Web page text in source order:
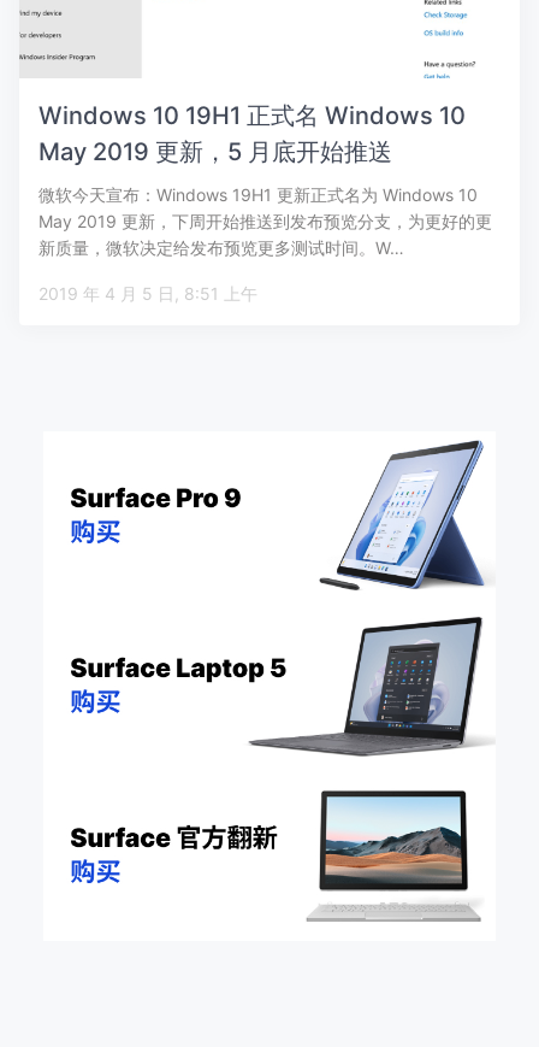
Windows 10 19H1 正式名 Windows 10
May 2019 更新，5 月底开始推送
微软今天宣布：Windows 19H1 更新正式名为 Windows 10
May 2019 更新，下周开始推送到发布预览分支，为更好的更
新质量，微软决定给发布预览更多测试时间。W…
2019 年 4 月 5 日, 8:51 上午